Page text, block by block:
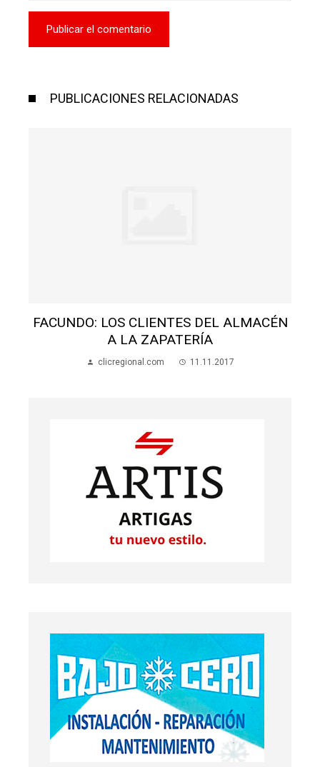
PUBLICACIONES RELACIONADAS
FACUNDO: LOS CLIENTES DEL ALMACÉN
A LA ZAPATERÍA
clicregional.com 11.11.2017